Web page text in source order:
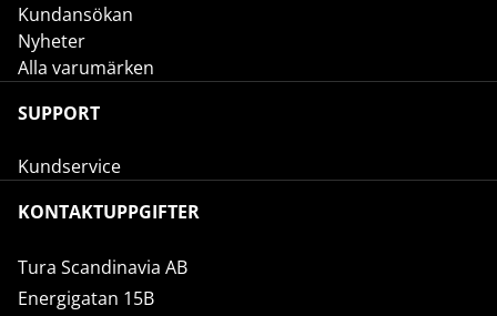
Kundansökan
Nyheter
Alla varumärken
SUPPORT
Kundservice
KONTAKTUPPGIFTER
Tura Scandinavia AB
Energigatan 15B